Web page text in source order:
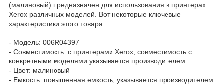
(малиновый) предназначен для использования в принтерах
Xerox различных моделей. Вот некоторые ключевые
характеристики этого товара:
- Модель: 006R04397
- Совместимость: с принтерами Xerox, совместимость с
конкретными моделями указывается производителем
- Цвет: малиновый
- Емкость: повышенная емкость, указывается производителем